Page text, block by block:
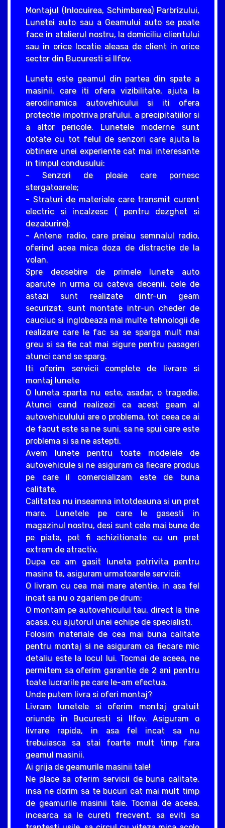
Montajul (Inlocuirea, Schimbarea) Parbrizului,
Lunetei auto sau a Geamului auto se poate
face in atelierul nostru, la domiciliu clientului
sau in orice locatie aleasa de client in orice
sector din Bucuresti si Ilfov.
Luneta este geamul din partea din spate a
masinii, care iti ofera vizibilitate, ajuta la
aerodinamica autovehicului si iti ofera
protectie impotriva prafului, a precipitatiilor si
a altor pericole. Lunetele moderne sunt
dotate cu tot felul de senzori care ajuta la
obtinere unei experiente cat mai interesante
in timpul condusului:
- Senzori de ploaie care pornesc
stergatoarele;
- Straturi de materiale care transmit curent
electric si incalzesc ( pentru dezghet si
dezaburire);
- Antene radio, care preiau semnalul radio,
oferind acea mica doza de distractie de la
volan.
Spre deosebire de primele lunete auto
aparute in urma cu cateva decenii, cele de
astazi sunt realizate dintr-un geam
securizat, sunt montate intr-un cheder de
cauciuc si inglobeaza mai multe tehnologii de
realizare care le fac sa se sparga mult mai
greu si sa fie cat mai sigure pentru pasageri
atunci cand se sparg.
Iti oferim servicii complete de livrare si
montaj lunete
O luneta sparta nu este, asadar, o tragedie.
Atunci cand realizezi ca acest geam al
autovehiculului are o problema, tot ceea ce ai
de facut este sa ne suni, sa ne spui care este
problema si sa ne astepti.
Avem lunete pentru toate modelele de
autovehicule si ne asiguram ca fiecare produs
pe care il comercializam este de buna
calitate.
Calitatea nu inseamna intotdeauna si un pret
mare. Lunetele pe care le gasesti in
magazinul nostru, desi sunt cele mai bune de
pe piata, pot fi achizitionate cu un pret
extrem de atractiv.
Dupa ce am gasit luneta potrivita pentru
masina ta, asiguram urmatoarele servicii:
O livram cu cea mai mare atentie, in asa fel
incat sa nu o zgariem pe drum;
O montam pe autovehiculul tau, direct la tine
acasa, cu ajutorul unei echipe de specialisti.
Folosim materiale de cea mai buna calitate
pentru montaj si ne asiguram ca fiecare mic
detaliu este la locul lui. Tocmai de aceea, ne
permitem sa oferim garantie de 2 ani pentru
toate lucrarile pe care le-am efectua.
Unde putem livra si oferi montaj?
Livram lunetele si oferim montaj gratuit
oriunde in Bucuresti si Ilfov. Asiguram o
livrare rapida, in asa fel incat sa nu
trebuiasca sa stai foarte mult timp fara
geamul masinii.
Ai grija de geamurile masinii tale!
Ne place sa oferim servicii de buna calitate,
insa ne dorim sa te bucuri cat mai mult timp
de geamurile masinii tale. Tocmai de aceea,
incearca sa le cureti frecvent, sa eviti sa